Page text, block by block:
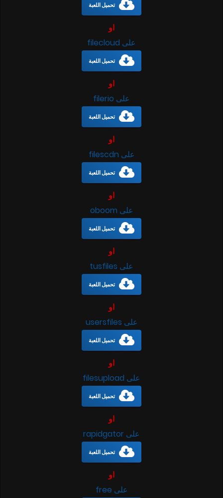
تحميل اللعبة
او
على filecloud
تحميل اللعبة
او
على filerio
تحميل اللعبة
او
على filescdn
تحميل اللعبة
او
على oboom
تحميل اللعبة
او
على tusfiles
تحميل اللعبة
او
على usersfiles
تحميل اللعبة
او
على filesupload
تحميل اللعبة
او
على rapidgator
تحميل اللعبة
او
على free